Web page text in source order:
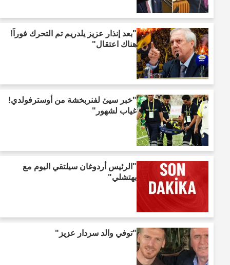
"بعد إنذار عزيز يلدريم تم التحرك فوراً!
هناك اعتقال"
"خبر سيئ لفنربخشة من أوسترفولدي!
غياب لشهور"
"الرئيس أردوغان سيلتقي اليوم مع
بهتشلي"
"توفي والد سردار عزيز"